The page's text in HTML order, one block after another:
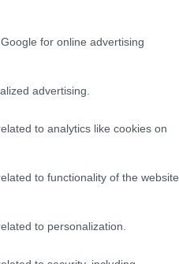
for online advertising
advertising.
to analytics like cookies on
to functionality of the website
to personalization.
ΟΛΑ ΤΑ ΑΡΘΡΑ